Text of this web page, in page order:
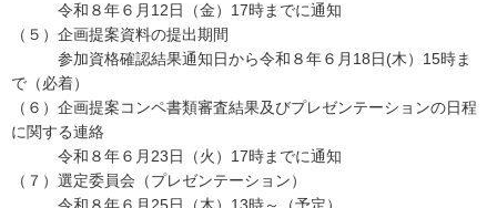
令和８年６月12日（金）17時までに通知
（５）企画提案資料の提出期間
参加資格確認結果通知日から令和８年６月18日(木）15時ま
で（必着）
（６）企画提案コンペ書類審査結果及びプレゼンテーションの日程
に関する連絡
令和８年６月23日（火）17時までに通知
（７）選定委員会（プレゼンテーション）